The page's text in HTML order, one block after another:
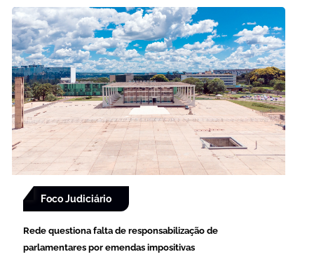
Foco Judiciário
Rede questiona falta de responsabilização de
parlamentares por emendas impositivas